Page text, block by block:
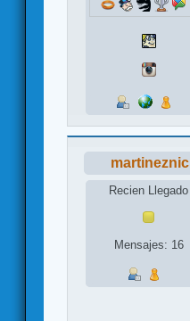
martineznic
Recien Llegado
Mensajes: 16